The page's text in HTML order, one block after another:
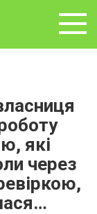
які
через